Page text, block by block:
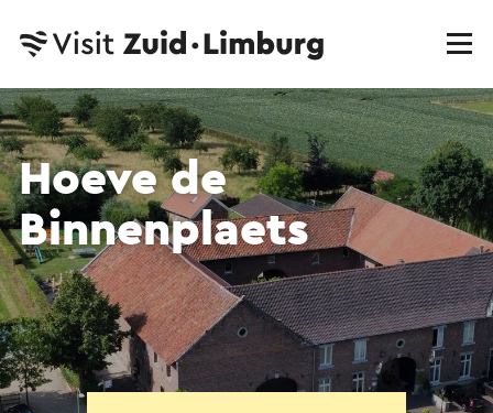
Hoeve de
Binnenplaets